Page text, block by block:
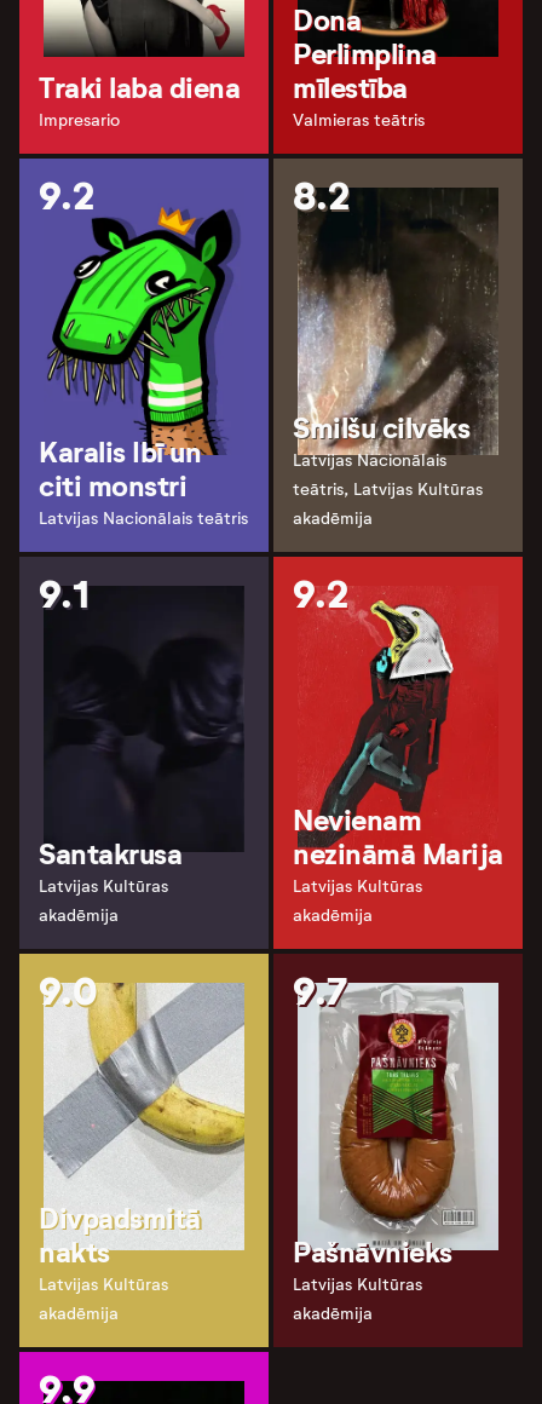
Traki laba diena
Impresario
Dona
Perlimplina
mīlestība
Valmieras teātris
9.2
Karalis Ibī un
citi monstri
Latvijas Nacionālais teātris
8.2
Smilšu cilvēks
Latvijas Nacionālais
teātris, Latvijas Kultūras
akadēmija
9.1
Santakrusa
Latvijas Kultūras
akadēmija
9.2
Nevienam
nezināmā Marija
Latvijas Kultūras
akadēmija
9.0
Divpadsmitā
nakts
Latvijas Kultūras
akadēmija
9.7
Pašnāvnieks
Latvijas Kultūras
akadēmija
9.9